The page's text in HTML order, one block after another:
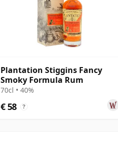
Plantation Stiggins Fancy
Smoky Formula Rum
70cl • 40%
€ 58 ?